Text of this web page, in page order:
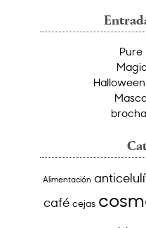
Pure
Alimentación
café cejas